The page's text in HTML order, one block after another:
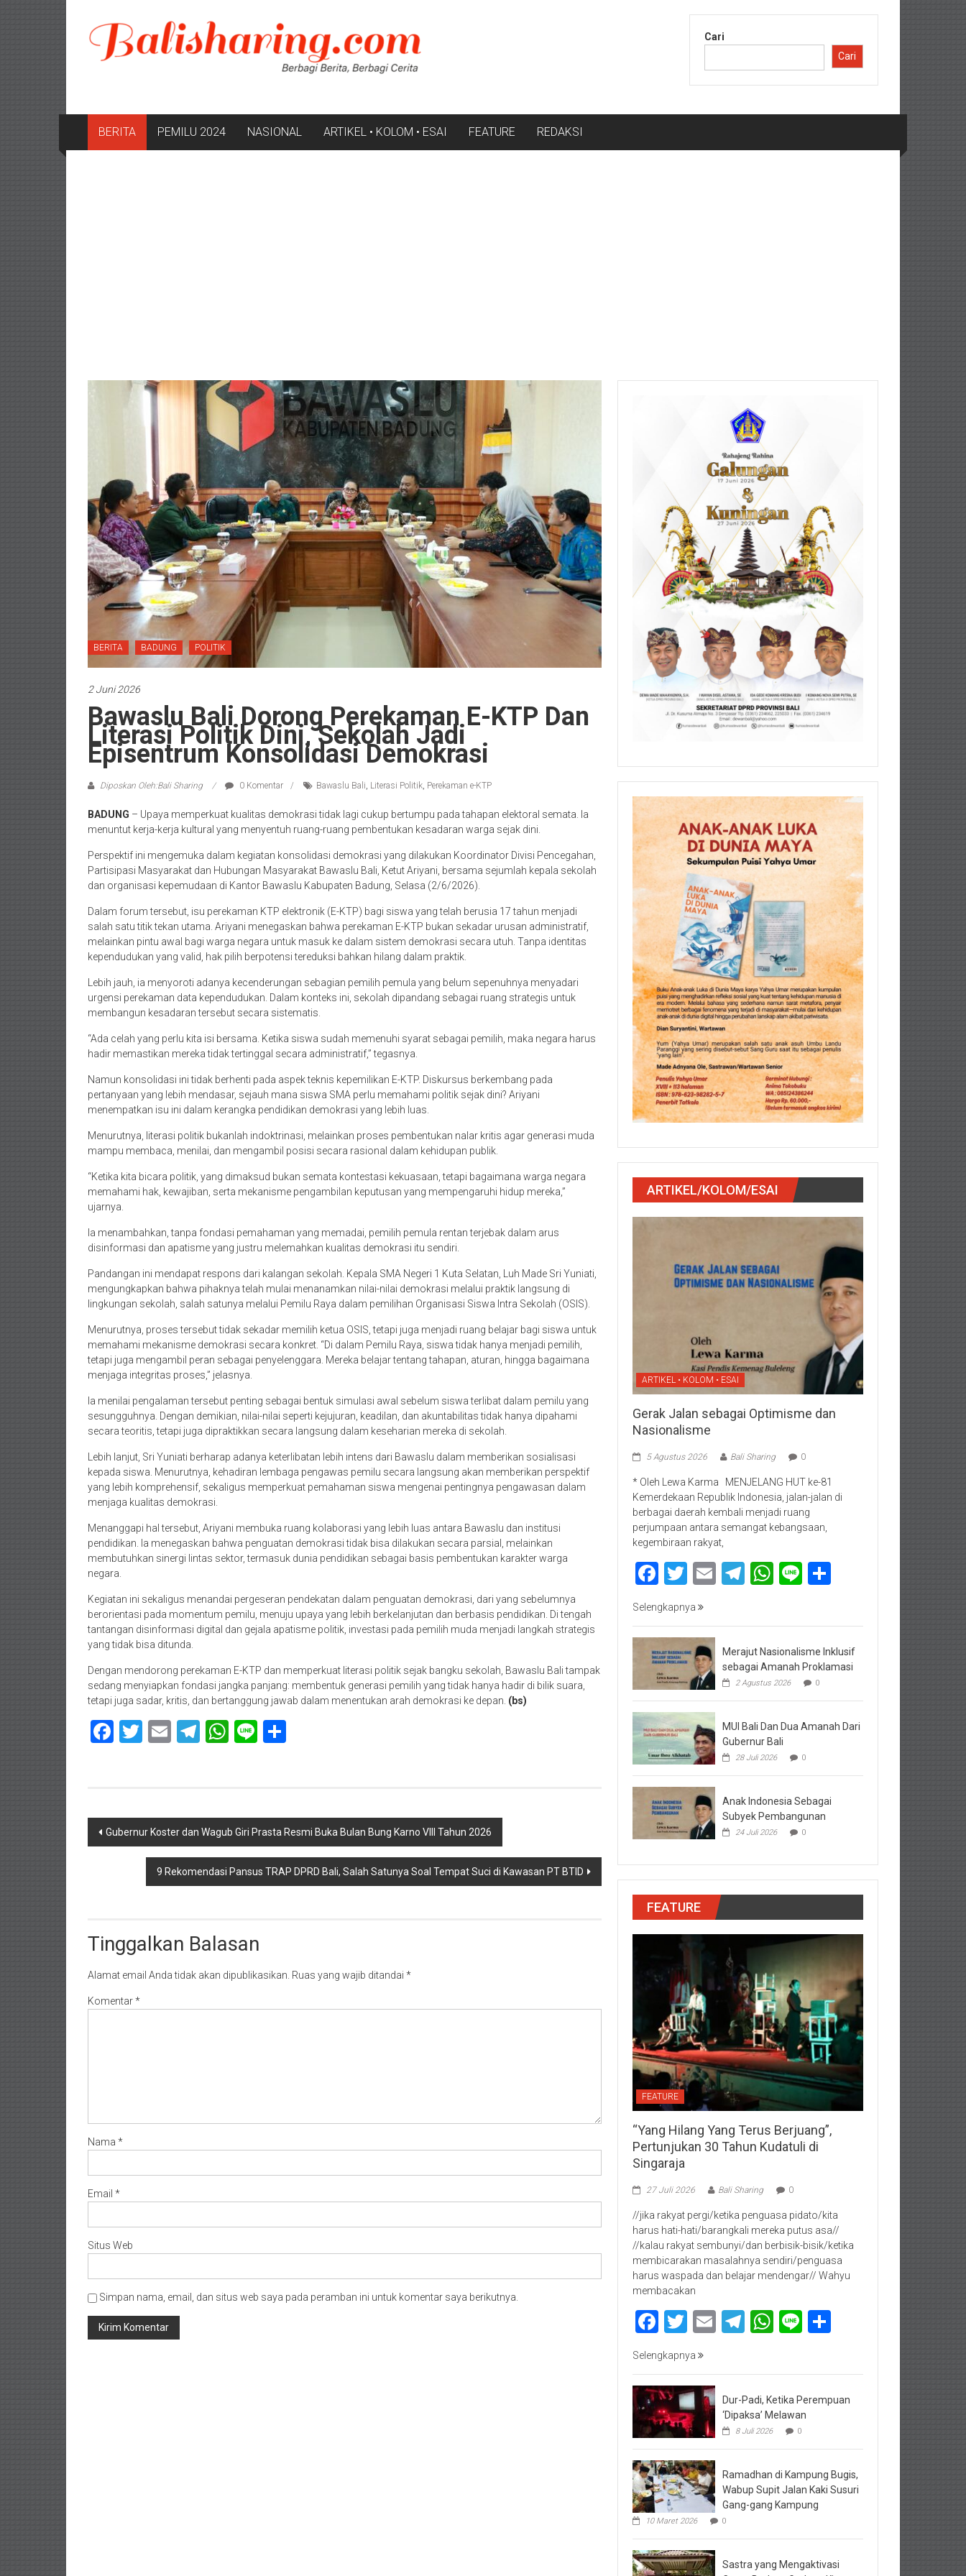
konten
Cari
Cari
BERITA PEMILU 2024 NASIONAL ARTIKEL • KOLOM • ESAI FEATURE REDAKSI
BERITA BADUNG POLITIK
2 Juni 2026
Bawaslu Bali Dorong Perekaman E-KTP Dan
Literasi Politik Dini, Sekolah Jadi
Episentrum Konsolidasi Demokrasi
Diposkan Oleh:Bali Sharing 0 Komentar Bawaslu Bali, Literasi Politik, Perekaman e-KTP
BADUNG – Upaya memperkuat kualitas demokrasi tidak lagi cukup bertumpu pada tahapan elektoral semata. Ia
menuntut kerja-kerja kultural yang menyentuh ruang-ruang pembentukan kesadaran warga sejak dini.
Perspektif ini mengemuka dalam kegiatan konsolidasi demokrasi yang dilakukan Koordinator Divisi Pencegahan,
Partisipasi Masyarakat dan Hubungan Masyarakat Bawaslu Bali, Ketut Ariyani, bersama sejumlah kepala sekolah
dan organisasi kepemudaan di Kantor Bawaslu Kabupaten Badung, Selasa (2/6/2026).
Dalam forum tersebut, isu perekaman KTP elektronik (E-KTP) bagi siswa yang telah berusia 17 tahun menjadi
salah satu titik tekan utama. Ariyani menegaskan bahwa perekaman E-KTP bukan sekadar urusan administratif,
melainkan pintu awal bagi warga negara untuk masuk ke dalam sistem demokrasi secara utuh. Tanpa identitas
kependudukan yang valid, hak pilih berpotensi tereduksi bahkan hilang dalam praktik.
Lebih jauh, ia menyoroti adanya kecenderungan sebagian pemilih pemula yang belum sepenuhnya menyadari
urgensi perekaman data kependudukan. Dalam konteks ini, sekolah dipandang sebagai ruang strategis untuk
membangun kesadaran tersebut secara sistematis.
“Ada celah yang perlu kita isi bersama. Ketika siswa sudah memenuhi syarat sebagai pemilih, maka negara harus
hadir memastikan mereka tidak tertinggal secara administratif,” tegasnya.
Namun konsolidasi ini tidak berhenti pada aspek teknis kepemilikan E-KTP. Diskursus berkembang pada
pertanyaan yang lebih mendasar, sejauh mana siswa SMA perlu memahami politik sejak dini? Ariyani
menempatkan isu ini dalam kerangka pendidikan demokrasi yang lebih luas.
Menurutnya, literasi politik bukanlah indoktrinasi, melainkan proses pembentukan nalar kritis agar generasi muda
mampu membaca, menilai, dan mengambil posisi secara rasional dalam kehidupan publik.
“Ketika kita bicara politik, yang dimaksud bukan semata kontestasi kekuasaan, tetapi bagaimana warga negara
memahami hak, kewajiban, serta mekanisme pengambilan keputusan yang mempengaruhi hidup mereka,”
ujarnya.
Ia menambahkan, tanpa fondasi pemahaman yang memadai, pemilih pemula rentan terjebak dalam arus
disinformasi dan apatisme yang justru melemahkan kualitas demokrasi itu sendiri.
Pandangan ini mendapat respons dari kalangan sekolah. Kepala SMA Negeri 1 Kuta Selatan, Luh Made Sri Yuniati,
mengungkapkan bahwa pihaknya telah mulai menanamkan nilai-nilai demokrasi melalui praktik langsung di
lingkungan sekolah, salah satunya melalui Pemilu Raya dalam pemilihan Organisasi Siswa Intra Sekolah (OSIS).
Menurutnya, proses tersebut tidak sekadar memilih ketua OSIS, tetapi juga menjadi ruang belajar bagi siswa untuk
memahami mekanisme demokrasi secara konkret. “Di dalam Pemilu Raya, siswa tidak hanya menjadi pemilih,
tetapi juga mengambil peran sebagai penyelenggara. Mereka belajar tentang tahapan, aturan, hingga bagaimana
menjaga integritas proses,” jelasnya.
Ia menilai pengalaman tersebut penting sebagai bentuk simulasi awal sebelum siswa terlibat dalam pemilu yang
sesungguhnya. Dengan demikian, nilai-nilai seperti kejujuran, keadilan, dan akuntabilitas tidak hanya dipahami
secara teoritis, tetapi juga dipraktikkan secara langsung dalam keseharian mereka di sekolah.
Lebih lanjut, Sri Yuniati berharap adanya keterlibatan lebih intens dari Bawaslu dalam memberikan sosialisasi
kepada siswa. Menurutnya, kehadiran lembaga pengawas pemilu secara langsung akan memberikan perspektif
yang lebih komprehensif, sekaligus memperkuat pemahaman siswa mengenai pentingnya pengawasan dalam
menjaga kualitas demokrasi.
Menanggapi hal tersebut, Ariyani membuka ruang kolaborasi yang lebih luas antara Bawaslu dan institusi
pendidikan. Ia menegaskan bahwa penguatan demokrasi tidak bisa dilakukan secara parsial, melainkan
membutuhkan sinergi lintas sektor, termasuk dunia pendidikan sebagai basis pembentukan karakter warga
negara.
Kegiatan ini sekaligus menandai pergeseran pendekatan dalam penguatan demokrasi, dari yang sebelumnya
berorientasi pada momentum pemilu, menuju upaya yang lebih berkelanjutan dan berbasis pendidikan. Di tengah
tantangan disinformasi digital dan gejala apatisme politik, investasi pada pemilih muda menjadi langkah strategis
yang tidak bisa ditunda.
Dengan mendorong perekaman E-KTP dan memperkuat literasi politik sejak bangku sekolah, Bawaslu Bali tampak
sedang menyiapkan fondasi jangka panjang: membentuk generasi pemilih yang tidak hanya hadir di bilik suara,
tetapi juga sadar, kritis, dan bertanggung jawab dalam menentukan arah demokrasi ke depan. (bs)
Facebook
Twitter
EmailTelegram
WhatsApp
Line
Navigasi
Gubernur Koster dan Wagub Giri Prasta Resmi Buka Bulan Bung Karno VIII Tahun 2026
9 Rekomendasi Pansus TRAP DPRD Bali, Salah Satunya Soal Tempat Suci di Kawasan PT BTID
Tinggalkan Balasan
Alamat email Anda tidak akan dipublikasikan. Ruas yang wajib ditandai *
Komentar*
Nama *
Email *
Situs Web
Simpan nama, email, dan situs web saya pada peramban ini untuk komentar saya berikutnya.
ARTIKEL/KOLOM/ESAI
ARTIKEL • KOLOM • ESAI
Gerak Jalan sebagai Optimisme dan
Nasionalisme
5 Agustus 2026 Bali Sharing 0
* Oleh Lewa Karma MENJELANG HUT ke-81
Kemerdekaan Republik Indonesia, jalan-jalan di
berbagai daerah kembali menjadi ruang
perjumpaan antara semangat kebangsaan,
kegembiraan rakyat,
Facebook
Twitter
EmailTelegram
WhatsApp
Line
Selengkapnya
Merajut Nasionalisme Inklusif
sebagai Amanah Proklamasi
2 Agustus 2026 0
MUI Bali Dan Dua Amanah Dari
Gubernur Bali
28 Juli 2026 0
Anak Indonesia Sebagai
Subyek Pembangunan
24 Juli 2026 0
FEATURE
FEATURE
“Yang Hilang Yang Terus Berjuang”,
Pertunjukan 30 Tahun Kudatuli di
Singaraja
27 Juli 2026 Bali Sharing 0
//jika rakyat pergi/ketika penguasa pidato/kita
harus hati-hati/barangkali mereka putus asa//
//kalau rakyat sembunyi/dan berbisik-bisik/ketika
membicarakan masalahnya sendiri/penguasa
harus waspada dan belajar mendengar// Wahyu
membacakan
Facebook
Twitter
EmailTelegram
WhatsApp
Line
Selengkapnya
Dur-Padi, Ketika Perempuan
‘Dipaksa’ Melawan
8 Juli 2026 0
Ramadhan di Kampung Bugis,
Wabup Supit Jalan Kaki Susuri
Gang-gang Kampung
10 Maret 2026 0
Sastra yang Mengaktivasi